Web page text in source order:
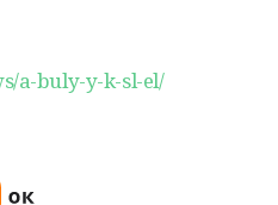
a-buly-y-k-sl-el/